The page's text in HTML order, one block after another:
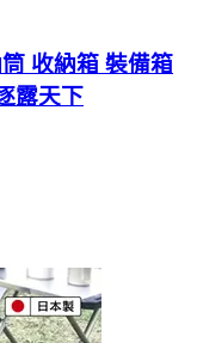
收納箱 裝備箱
露天下